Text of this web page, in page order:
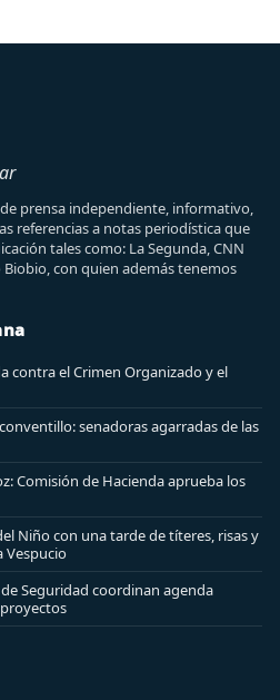
prensa independiente, informativo,
referencias a notas periodística que
tales como: La Segunda, CNN
Biobio, con quien además tenemos
contra el Crimen Organizado y el
senadoras agarradas de las
Comisión de Hacienda aprueba los
Niño con una tarde de títeres, risas y
Vespucio
Seguridad coordinan agenda